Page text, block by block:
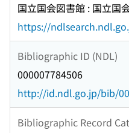
国立国会図書館 : 国立国
https://
Bibliographic ID (NDL)
000007784506
http://id.ndl.go.jp/bib/
Bibliographic Record